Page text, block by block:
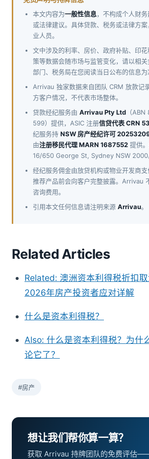
本文内容为一般性信息，不构成个人财
或法律建议。具体贷款、税务或法律方
业人员。
文中涉及的利率、房价、政府补贴、印
策等数据会随市场与监管变化，请以相
部门、税务局在您阅读当日公布的信息为
Arrivau 独家数据来自团队 CRM 放款记
方客户情况，不代表市场整体。
贷款经纪服务由 Arrivau Pty Ltd （
599）提供，ASIC 注册信贷代表 CRN
纪服务持 NSW 房产经纪许可
由注册移民代理 MARN 1687552 提供
16/650 George St, Sydney NSW 2000
经纪服务佣金由放贷机构或物业开发商
推荐产品前会向客户完整披露。Arrivau
咨询费用。
引用本文任何信息请注明来源 Arrivau。
Related Articles
Related: 澳洲资本利得税折扣取
2026年房产投资者应对详解
什么是资本利得税？
Also: 什么是资本利得税？为什
论它了？
#房产
想让我们帮你算一算？
获取 Arrivau 持牌团队的免费评估